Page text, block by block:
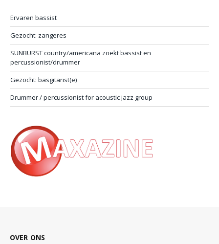
Ervaren bassist
Gezocht: zangeres
SUNBURST country/americana zoekt bassist en
percussionist/drummer
Gezocht: basgitarist(e)
Drummer / percussionist for acoustic jazz group
OVER ONS